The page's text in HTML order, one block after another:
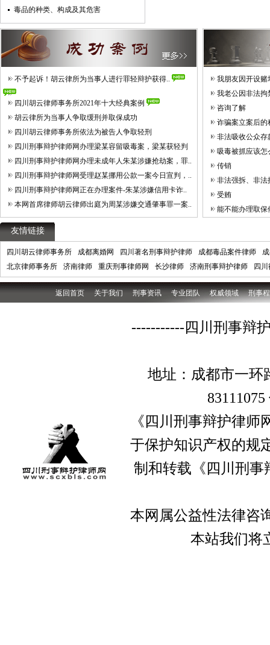
毒品的种类、构成及其危害
不予起诉！胡云律所为当事人进行罪轻辩护获得..
四川胡云律师事务所2021年十大经典案例
胡云律所为当事人争取缓刑并取保成功
四川胡云律师事务所依法为被告人争取轻刑
四川刑事辩护律师网办理梁某容留吸毒案，梁某获轻判
四川刑事辩护律师网办理未成年人朱某涉嫌抢劫案，罪..
四川刑事辩护律师网受理赵某挪用公款一案今日宣判，..
四川刑事辩护律师网正在办理案件-朱某涉嫌信用卡诈..
本网首席律师胡云律师出庭为周某涉嫌交通肇事罪一案..
我朋友因开设赌
我老公因非法拘
咨询了解
诈骗案立案后的
非法吸收公众存
吸毒被抓应该怎
传销
非法强拆、非法
受贿
能不能办理取保
友情链接
四川胡云律师事务所 成都离婚网 四川著名刑事辩护律师 成都毒品案件律师
北京律师事务所
济南律师 重庆刑事律师网 长沙律师 济南刑事辩护律师 四
返回首页 关于我们 刑事资讯 专业团队 权威领域 刑事
-----------四川刑事辩
地址：成都市一环
《四川刑事辩护律
于保护知识产权的规
制和转载《四川刑事
本网属公益性法律咨
本站我们